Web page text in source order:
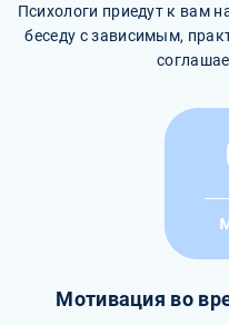
Психологи приедут к вам
беседу с зависимым,
Мотивация во